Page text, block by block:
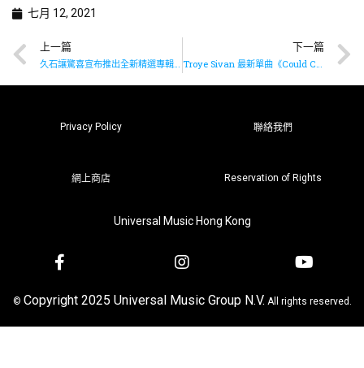
七月 12, 2021
上一篇
久石讓驚喜宣布推出全新精選專輯《Songs of Hope》
下一篇
Troye Sivan 最新單曲《Could Cry Just Thinkin About You 》已推出✨
Privacy Policy 聯絡我們
網上商店 Reservation of Rights
Universal Music Hong Kong
© Copyright 2025 Universal Music Group N.V. All rights reserved.